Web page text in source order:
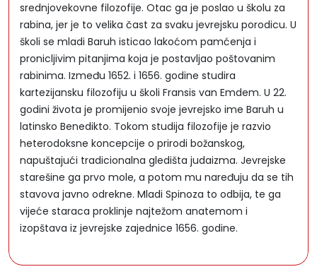
srednjovekovne filozofije. Otac ga je poslao u školu za
rabina, jer je to velika čast za svaku jevrejsku porodicu. U
školi se mladi Baruh isticao lakoćom pamćenja i
pronicljivim pitanjima koja je postavljao poštovanim
rabinima. Između 1652. i 1656. godine studira
kartezijansku filozofiju u školi Fransis van Emdem. U 22.
godini života je promijenio svoje jevrejsko ime Baruh u
latinsko Benedikto. Tokom studija filozofije je razvio
heterodoksne koncepcije o prirodi božanskog,
napuštajući tradicionalna gledišta judaizma. Jevrejske
starešine ga prvo mole, a potom mu naređuju da se tih
stavova javno odrekne. Mladi Spinoza to odbija, te ga
vijeće staraca proklinje najtežom anatemom i
izopštava iz jevrejske zajednice 1656. godine.